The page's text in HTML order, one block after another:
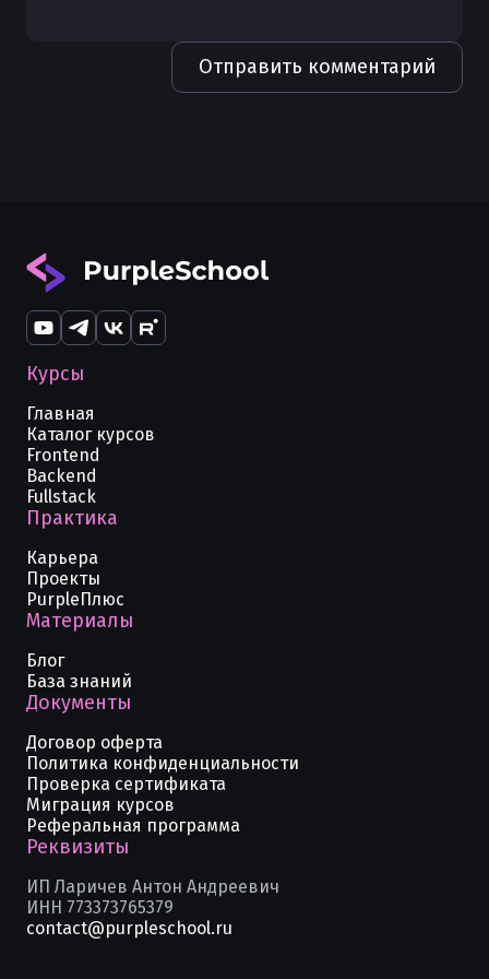
Отправить комментарий
Курсы
Главная
Каталог курсов
Frontend
Backend
Fullstack
Практика
Карьера
Проекты
PurpleПлюс
Материалы
Блог
База знаний
Документы
Договор оферта
Политика конфиденциальности
Проверка сертификата
Миграция курсов
Реферальная программа
Реквизиты
ИП Ларичев Антон Андреевич
ИНН 773373765379
contact@purpleschool.ru